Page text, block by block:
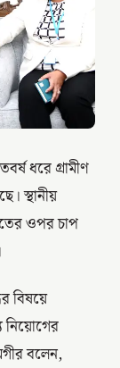
ধরে গ্রামীণ
স্থানীয়
ওপর চাপ
বিষয়ে
নিয়োগের
বলেন,